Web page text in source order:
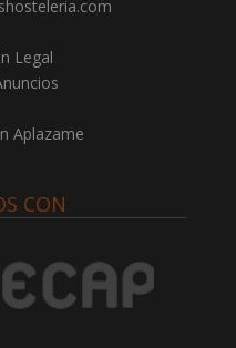
Legal
Aplazame
CON